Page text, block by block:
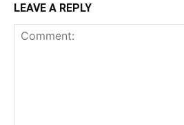
LEAVE A REPLY